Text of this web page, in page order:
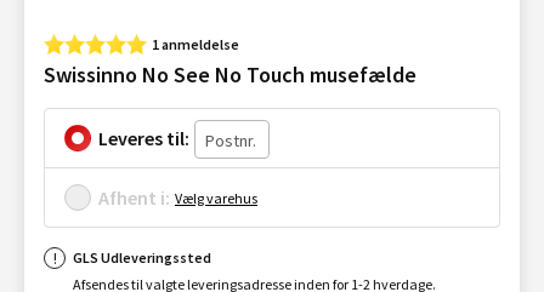
1 anmeldelse
Swissinno No See No Touch musefælde
Leveres til:
Afhent i: Vælg varehus
GLS Udleveringssted
Afsendes til valgte leveringsadresse inden for 1-2 hverdage.